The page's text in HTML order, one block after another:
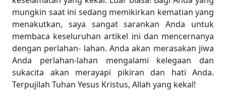
mungkin saat ini sedang memikirkan kematian yang
menakutkan, saya sangat sarankan Anda untuk
membaca keseluruhan artikel ini dan mencernanya
dengan perlahan- lahan. Anda akan merasakan jiwa
Anda perlahan-lahan mengalami kelegaan dan
sukacita akan merayapi pikiran dan hati Anda.
Terpujilah Tuhan Yesus Kristus, Allah yang kekal!